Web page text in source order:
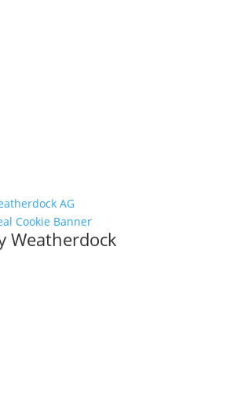
AG
Cookie Banner
Weatherdock